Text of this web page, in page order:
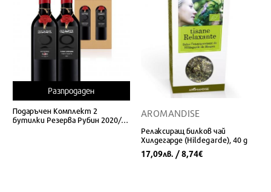
Разпродаден
Подаръчен Комплект 2
бутилки Резерва Рубин 2020/ 3
AROMANDISE
Релаксиращ билков чай
Хилдегарде (Hildegarde), 40 g
17,09лв. / 8,74€